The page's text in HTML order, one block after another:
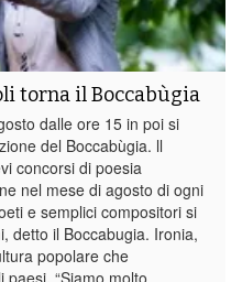
torna il Boccabùgia
dalle ore 15 in poi si
del Boccabùgia. ll
concorsi di poesia
nel mese di agosto di ogni
e semplici compositori si
detto il Boccabugia. Ironia,
popolare che
“Siamo molto